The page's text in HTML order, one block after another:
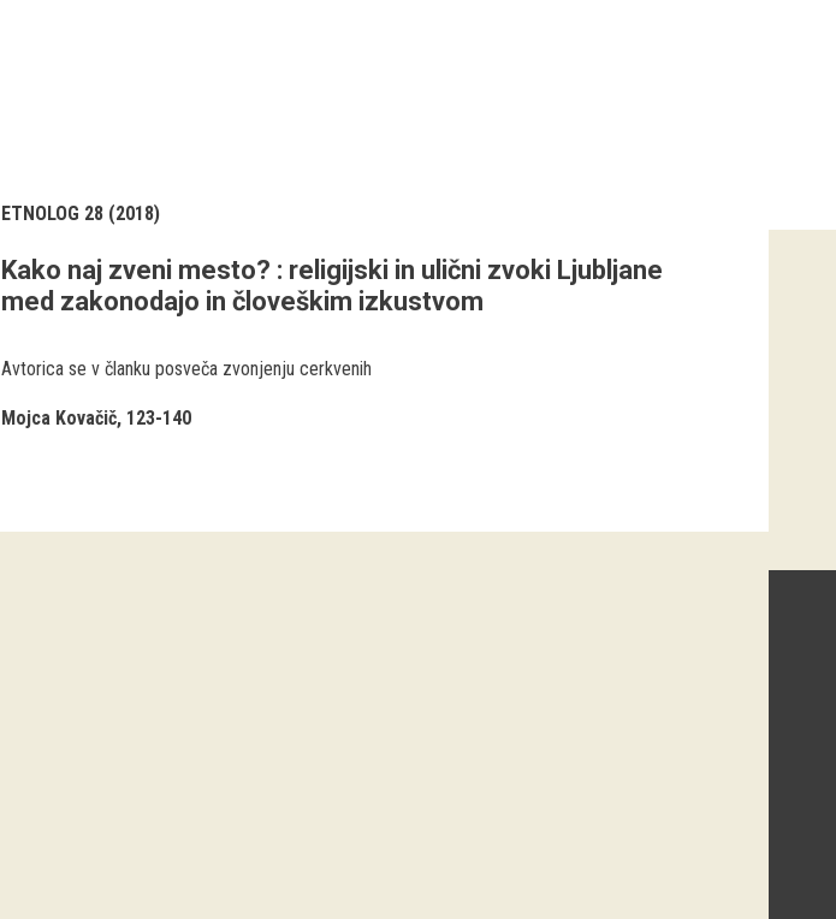
ETNOLOG 28 (2018)
Kako naj zveni mesto? : religijski in ulični zvoki Ljubljane
med zakonodajo in človeškim izkustvom
Avtorica se v članku posveča zvonjenju cerkvenih
Mojca Kovačič 123-140